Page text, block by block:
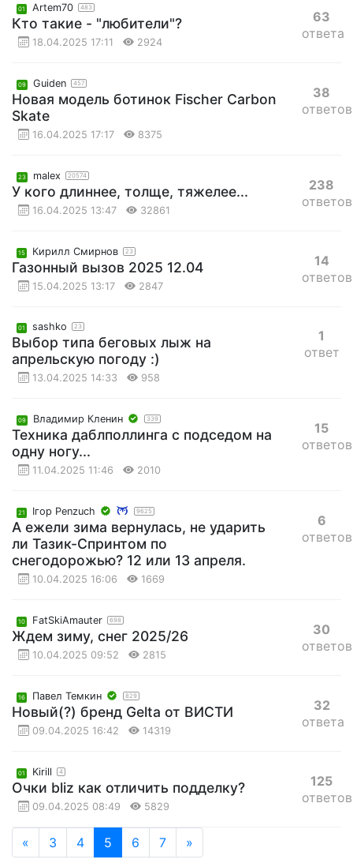
01 Artem70 483
Кто такие - "любители"?
18.04.2025 17:11 2924
63
ответа
09 Guiden 457
Новая модель ботинок Fischer Carbon
Skate
16.04.2025 17:17 8375
38
ответов
23 malex 20574
У кого длиннее, толще, тяжелее...
16.04.2025 13:47 32861
238
ответов
15 Кирилл Смирнов 23
Газонный вызов 2025 12.04
15.04.2025 13:17 2847
14
ответов
01 sashko 23
Выбор типа беговых лыж на
апрельскую погоду :)
13.04.2025 14:33 958
1
ответ
09 Владимир Кленин 339
Техника даблполлинга с подседом на
одну ногу...
11.04.2025 11:46 2010
15
ответов
21 Iгор Penzuch 9625
А ежели зима вернулась, не ударить
ли Тазик-Спринтом по
снегодорожью? 12 или 13 апреля.
10.04.2025 16:06 1669
6
ответов
10 FatSkiAmauter 698
Ждем зиму, снег 2025/26
10.04.2025 09:52 2815
30
ответов
16 Павел Темкин 829
Новый(?) бренд Gelta от ВИСТИ
09.04.2025 16:42 14319
32
ответа
01 Kirill 4
Очки bliz как отличить подделку?
09.04.2025 08:49 5829
125
ответов
« 3 4 5 6 7 »